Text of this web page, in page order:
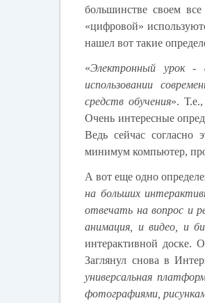
большинстве своем
«цифровой»
нашел вот такие
«Электронный урок-
использовании
средств обучения».
Очень интересные
Ведь сейчас согласно
минимум компьютер,
А вот еще одно
на больших
отвечать на вопрос и
анимация, и видео, и
интерактивной доске.
Заглянул снова в
универсальная
фотографиями,